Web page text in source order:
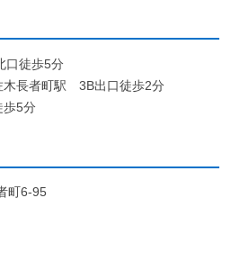
口徒歩5分
長者町駅 3B出口徒歩2分
5分
町6-95